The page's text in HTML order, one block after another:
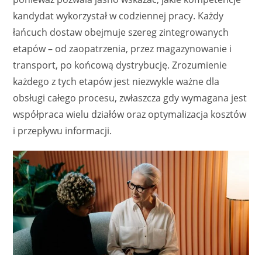
kandydat wykorzystał w codziennej pracy. Każdy
łańcuch dostaw obejmuje szereg zintegrowanych
etapów – od zaopatrzenia, przez magazynowanie i
transport, po końcową dystrybucję. Zrozumienie
każdego z tych etapów jest niezwykle ważne dla
obsługi całego procesu, zwłaszcza gdy wymagana jest
współpraca wielu działów oraz optymalizacja kosztów
i przepływu informacji.